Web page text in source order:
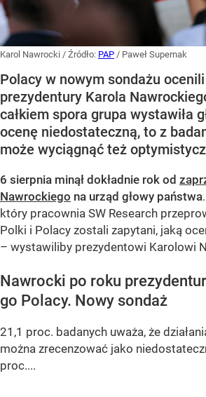
Karol Nawrocki / Źródło: PAP / Paweł Supernak
Polacy w nowym sondażu
prezydentury Karola
całkiem spora grupa wystawiła
ocenę niedostateczną, to z
może wyciągnąć też
6 sierpnia minął dokładnie rok od
Nawrockiego na urząd głowy państwa
który pracownia SW Research
Polki i Polacy zostali zapytani, jaką
– wystawiliby prezydentowi Karolowi
Nawrocki po roku
go Polacy. Nowy sondaż
21,1 proc. badanych uważa, że
można zrecenzować jako
proc....